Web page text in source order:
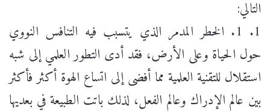
التالي:
1. 1. الخطر المدمر الذي يتسبب فيه التنافس النووي
حول الحياة وعلى الأرض، فقد أدى التطور العلمي إلى شبه
استقلال للتقنية العلمية مما أفضى إلى اتساع الهوة أكثر فأكثر
بين عالم الإدراك وعالم الفعل، لذلك باتت الطبيعة في بعديها